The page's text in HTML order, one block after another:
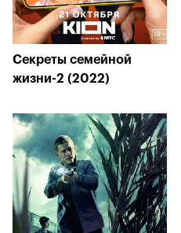
Секреты семейной
жизни-2 (2022)